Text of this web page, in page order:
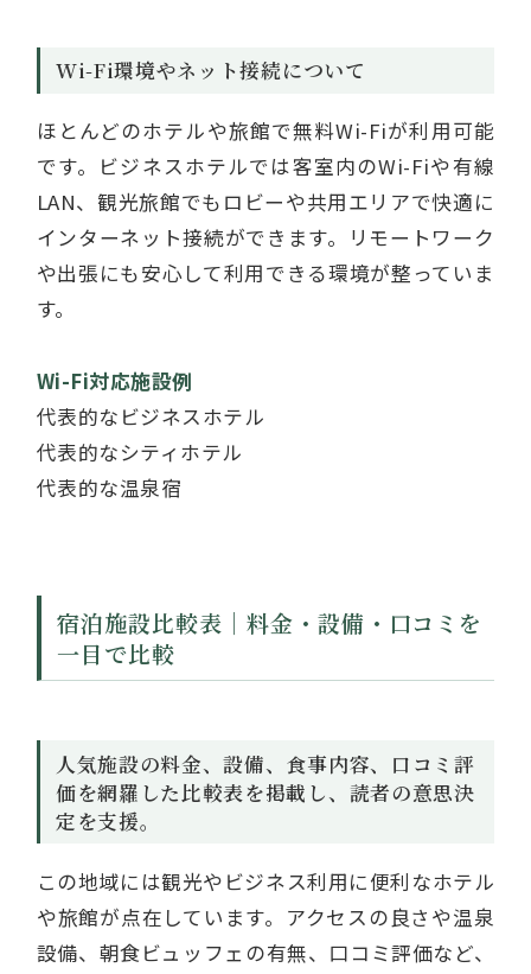
Wi-Fi環境やネット接続について
ほとんどのホテルや旅館で無料Wi-Fiが利用可能
です。ビジネスホテルでは客室内のWi-Fiや有線
LAN、観光旅館でもロビーや共用エリアで快適に
インターネット接続ができます。リモートワーク
や出張にも安心して利用できる環境が整っていま
す。
Wi-Fi対応施設例
代表的なビジネスホテル
代表的なシティホテル
代表的な温泉宿
宿泊施設比較表｜料金・設備・口コミを
一目で比較
人気施設の料金、設備、食事内容、口コミ評
価を網羅した比較表を掲載し、読者の意思決
定を支援。
この地域には観光やビジネス利用に便利なホテル
や旅館が点在しています。アクセスの良さや温泉
設備、朝食ビュッフェの有無、口コミ評価など、